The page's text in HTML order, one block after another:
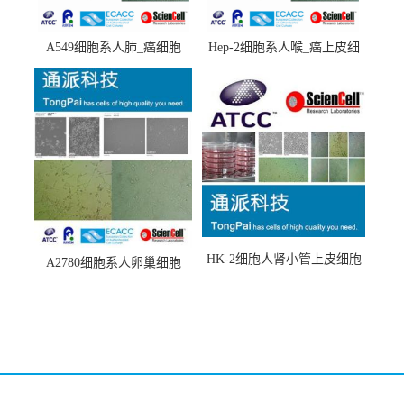
A549细胞系人肺_癌细胞
(A549细胞)
Hep-2细胞系人喉_癌上皮细
A2780细胞系人卵巢细胞
HK-2细胞人肾小管上皮细胞